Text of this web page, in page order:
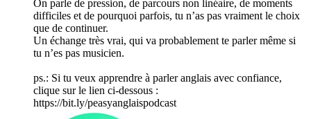
On parle de pression, de parcours non linéaire, de moments
difficiles et de pourquoi parfois, tu n’as pas vraiment le choix
que de continuer.
Un échange très vrai, qui va probablement te parler même si
tu n’es pas musicien.
ps.: Si tu veux apprendre à parler anglais avec confiance,
clique sur le lien ci-dessous :
⁠⁠⁠⁠⁠⁠⁠⁠⁠⁠⁠⁠⁠⁠⁠⁠⁠⁠⁠⁠⁠⁠https://bit.ly/peasyanglaispodcast